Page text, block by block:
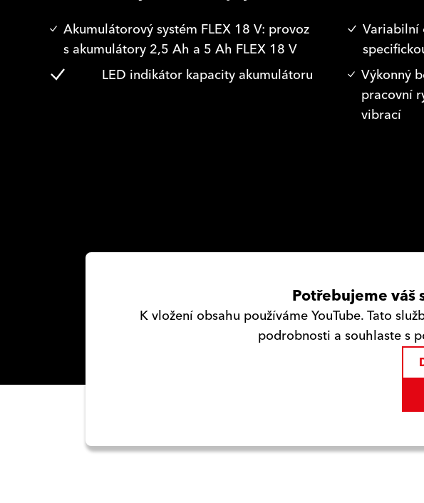
Akumulátorový systém FLEX 18 V: provoz
s akumulátory 2,5 Ah a 5 Ah FLEX 18 V
LED indikátor kapacity akumulátoru
Variabilní
Výkonný
pracovní
vibrací
Potřebujeme váš
K vložení obsahu používáme YouTube. Tato
podrobnosti a souhlaste s